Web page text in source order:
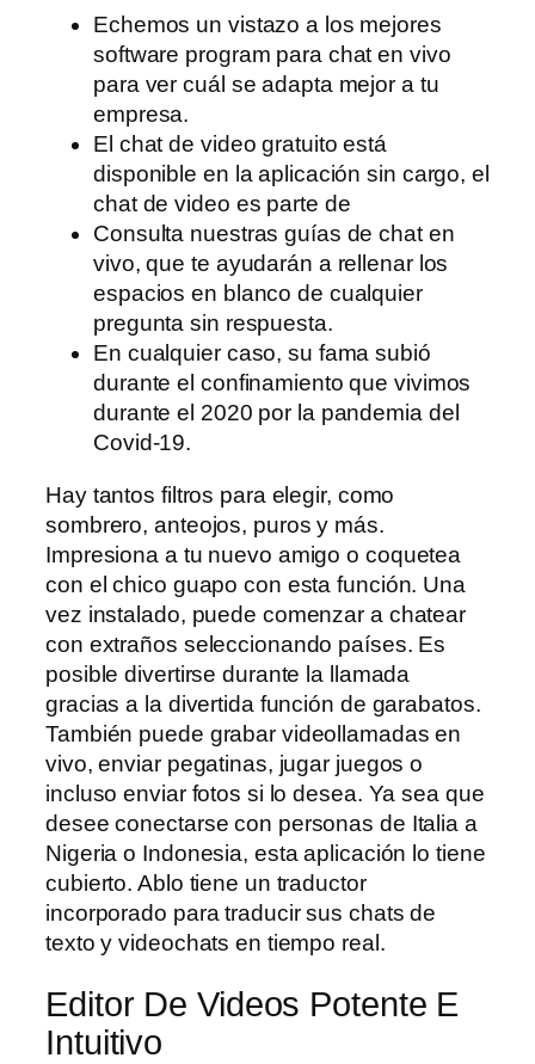
Echemos un vistazo a los mejores
software program para chat en vivo
para ver cuál se adapta mejor a tu
empresa.
El chat de video gratuito está
disponible en la aplicación sin cargo, el
chat de video es parte de
Consulta nuestras guías de chat en
vivo, que te ayudarán a rellenar los
espacios en blanco de cualquier
pregunta sin respuesta.
En cualquier caso, su fama subió
durante el confinamiento que vivimos
durante el 2020 por la pandemia del
Covid-19.
Hay tantos filtros para elegir, como
sombrero, anteojos, puros y más.
Impresiona a tu nuevo amigo o coquetea
con el chico guapo con esta función. Una
vez instalado, puede comenzar a chatear
con extraños seleccionando países. Es
posible divertirse durante la llamada
gracias a la divertida función de garabatos.
También puede grabar videollamadas en
vivo, enviar pegatinas, jugar juegos o
incluso enviar fotos si lo desea. Ya sea que
desee conectarse con personas de Italia a
Nigeria o Indonesia, esta aplicación lo tiene
cubierto. Ablo tiene un traductor
incorporado para traducir sus chats de
texto y videochats en tiempo real.
Editor De Videos Potente E
Intuitivo